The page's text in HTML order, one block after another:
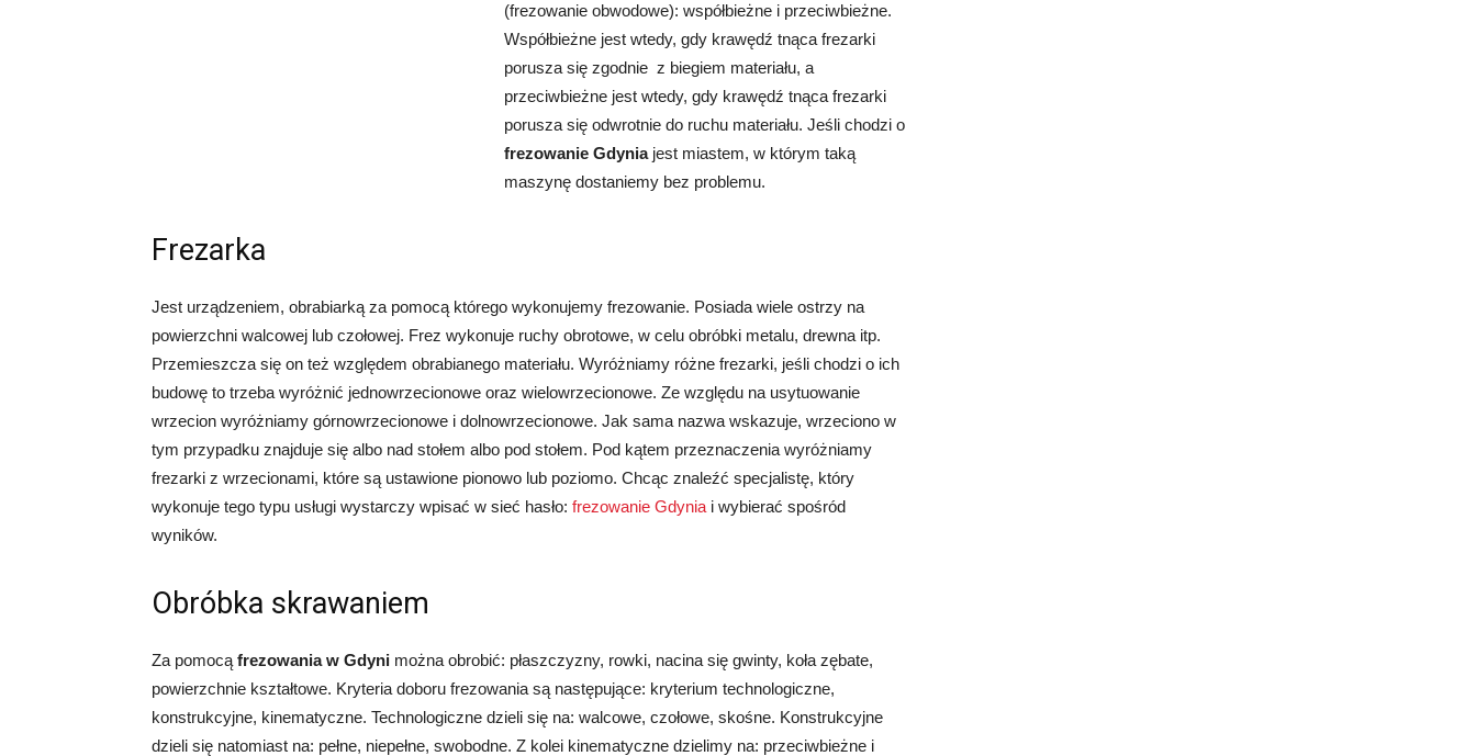
(frezowanie obwodowe): współbieżne i przeciwbieżne.
Współbieżne jest wtedy, gdy krawędź tnąca frezarki
porusza się zgodnie z biegiem materiału, a
przeciwbieżne jest wtedy, gdy krawędź tnąca frezarki
porusza się odwrotnie do ruchu materiału. Jeśli chodzi o
frezowanie Gdyniajest miastem, w którym taką
maszynę dostaniemy bez problemu.
Frezarka
Jest urządzeniem, obrabiarką za pomocą którego wykonujemy frezowanie. Posiada wiele ostrzy na
powierzchni walcowej lub czołowej. Frez wykonuje ruchy obrotowe, w celu obróbki metalu, drewna itp.
Przemieszcza się on też względem obrabianego materiału. Wyróżniamy różne frezarki, jeśli chodzi o ich
budowę to trzeba wyróżnić jednowrzecionowe oraz wielowrzecionowe. Ze względu na usytuowanie
wrzecion wyróżniamy górnowrzecionowe i dolnowrzecionowe. Jak sama nazwa wskazuje, wrzeciono w
tym przypadku znajduje się albo nad stołem albo pod stołem. Pod kątem przeznaczenia wyróżniamy
frezarki z wrzecionami, które są ustawione pionowo lub poziomo. Chcąc znaleźć specjalistę, który
wykonuje tego typu usługi wystarczy wpisać w sieć hasło: frezowanie Gdynia i wybierać spośród
wyników.
Obróbka skrawaniem
Za pomocą frezowania w Gdyni można obrobić: płaszczyzny, rowki, nacina się gwinty, koła zębate,
powierzchnie kształtowe. Kryteria doboru frezowania są następujące: kryterium technologiczne,
konstrukcyjne, kinematyczne. Technologiczne dzieli się na: walcowe, czołowe, skośne. Konstrukcyjne
dzieli się natomiast na: pełne, niepełne, swobodne. Z kolei kinematyczne dzielimy na: przeciwbieżne i